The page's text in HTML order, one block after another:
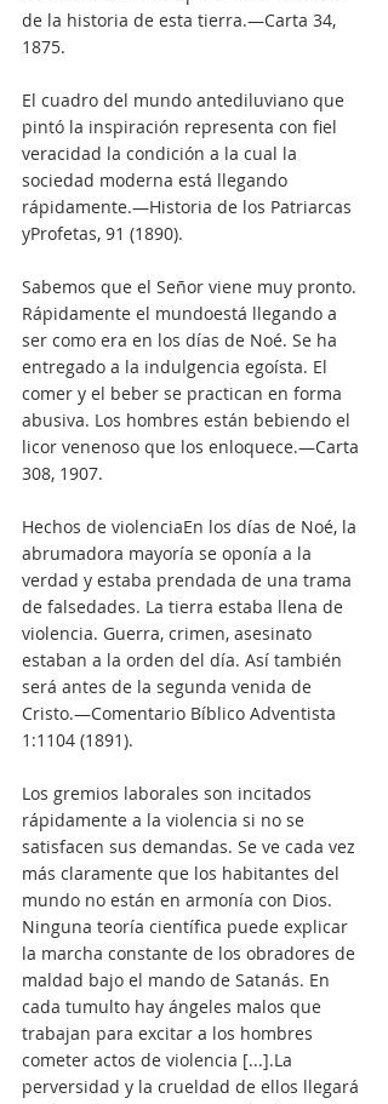
de la historia de esta tierra.—Carta 34,
1875.
El cuadro del mundo antediluviano que
pintó la inspiración representa con fiel
veracidad la condición a la cual la
sociedad moderna está llegando
rápidamente.—Historia de los Patriarcas
yProfetas, 91 (1890).
Sabemos que el Señor viene muy pronto.
Rápidamente el mundoestá llegando a
ser como era en los días de Noé. Se ha
entregado a la indulgencia egoísta. El
comer y el beber se practican en forma
abusiva. Los hombres están bebiendo el
licor venenoso que los enloquece.—Carta
308, 1907.
Hechos de violenciaEn los días de Noé, la
abrumadora mayoría se oponía a la
verdad y estaba prendada de una trama
de falsedades. La tierra estaba llena de
violencia. Guerra, crimen, asesinato
estaban a la orden del día. Así también
será antes de la segunda venida de
Cristo.—Comentario Bíblico Adventista
1:1104 (1891).
Los gremios laborales son incitados
rápidamente a la violencia si no se
satisfacen sus demandas. Se ve cada vez
más claramente que los habitantes del
mundo no están en armonía con Dios.
Ninguna teoría científica puede explicar
la marcha constante de los obradores de
maldad bajo el mando de Satanás. En
cada tumulto hay ángeles malos que
trabajan para excitar a los hombres
cometer actos de violencia [...].La
perversidad y la crueldad de ellos llegará